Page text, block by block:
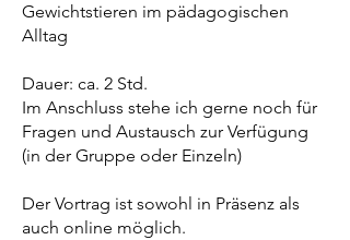
Gewichtstieren im pädagogischen
Alltag
Dauer: ca. 2 Std.
Im Anschluss stehe ich gerne noch für
Fragen und Austausch zur Verfügung
(in der Gruppe oder Einzeln)
Der Vortrag ist sowohl in Präsenz als
auch online möglich.